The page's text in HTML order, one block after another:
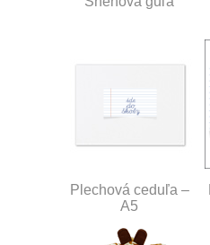
Plechová ceduľa –
A5